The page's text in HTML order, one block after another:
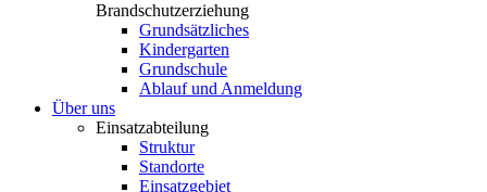
Brandschutzerziehung
Grundsätzliches
Kindergarten
Grundschule
Ablauf und Anmeldung
Über uns
Einsatzabteilung
Struktur
Standorte
Einsatzgebiet